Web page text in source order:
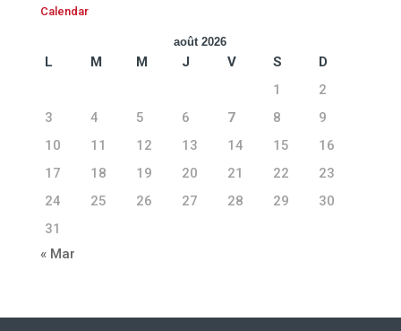
Calendar
août 2026
L M M J V S
D
1
2
3
4 5 6 7 8
9
10
11 12 13 14 15
16
17
18 19 20 21 22
23
24
25 26 27 28 29
30
31
« Mar